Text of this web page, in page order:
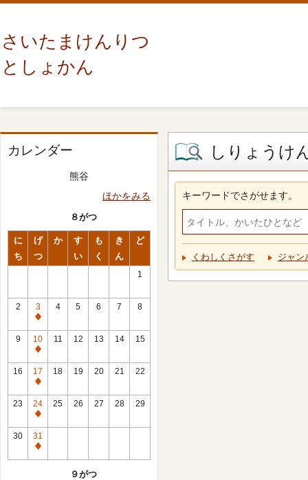
さいたまけんりつ
としょかん
カレンダー
熊谷
ほかをみる
８がつ
に
ち
げ
つ
か
す
い
も
く
き
ん
ど
1
2
3
休
館
日
4 5 6 7 8
9
10
休
館
日
11 12 13 14 15
16
17
休
館
日
18 19 20 21 22
23
24
休
館
日
25 26 27 28 29
30
31
休
９がつ
しりょうけ
キーワードでさがせます。
くわしくさがす ジャン